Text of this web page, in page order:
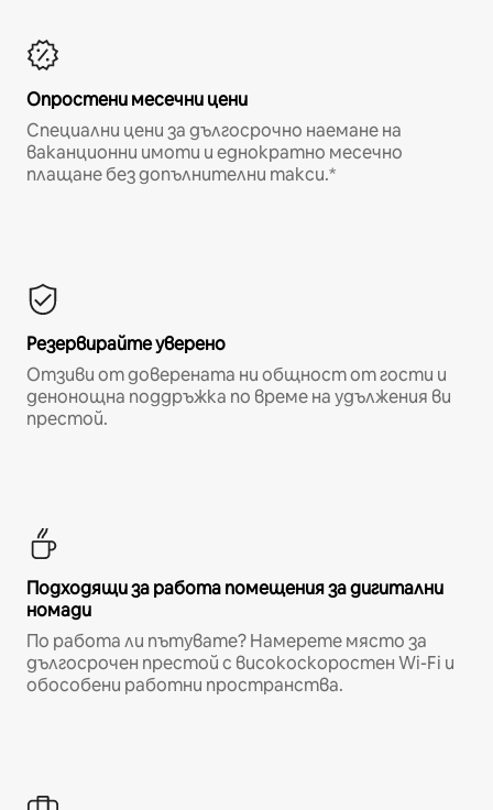
Опростени месечни цени
Специални цени за дългосрочно наемане на
ваканционни имоти и еднократно месечно
плащане без допълнителни такси.*
Резервирайте уверено
Отзиви от доверената ни общност от гости и
денонощна поддръжка по време на удължения ви
престой.
Подходящи за работа помещения за дигитални
номади
По работа ли пътувате? Намерете място за
дългосрочен престой с високоскоростен Wi-Fi и
обособени работни пространства.